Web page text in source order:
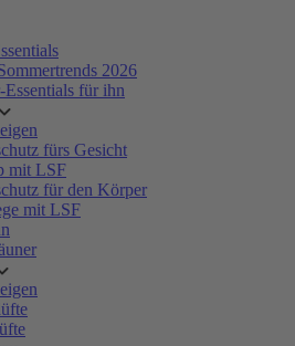
2026
Essentials für ihn
fürs Gesicht
mit LSF
für den Körper
mit LSF